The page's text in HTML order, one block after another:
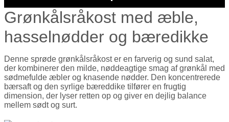
Grønkålsråkost med æble,
hasselnødder og bæredikke
Denne sprøde grønkålsråkost er en farverig og sund salat,
der kombinerer den milde, nøddeagtige smag af grønkål med
sødmefulde æbler og knasende nødder. Den koncentrerede
bærsaft og den syrlige bæreddike tilfører en frugtig
dimension, der lyser retten op og giver en dejlig balance
mellem sødt og surt.